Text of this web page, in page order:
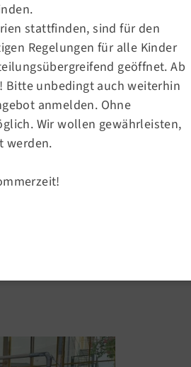
am 09.05.2026!
am
Kontakt
Tel.: 030 93 93 17 41
Fax.:030 93 93 17 42
E-Mail: info@tsv58.de
stattfinden, sind für den
Regelungen für alle Kinder
geöffnet. Ab
Bitte unbedingt auch weiterhin
anmelden. Ohne
Wir wollen gewährleisten,
werden.